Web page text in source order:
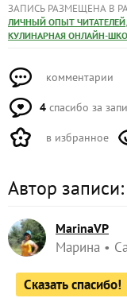
ЗАПИСЬ РАЗМЕЩЕНА В
ЛИЧНЫЙ ОПЫТ ЧИТАТЕЛЕЙ,
КУЛИНАРНАЯ ОНЛАЙН-
комментарии
4 спасибо за
в избранное
Автор записи:
MarinaVP
Марина
Сказать спасибо!